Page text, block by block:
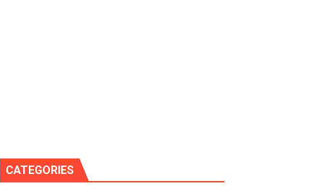
CATEGORIES